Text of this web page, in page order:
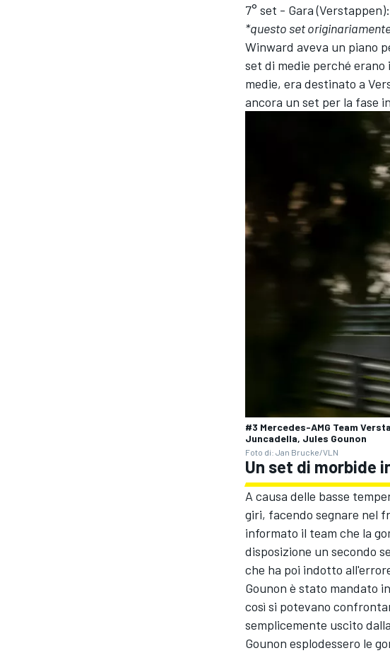
7° set - Gara
*questo set
Winward aveva un piano
set di medie perché
medie, era destinato a
ancora un set per la fase
#3 Mercedes-AMG Team
Juncadella, Jules Gounon
Foto di: Jan Brucke/VLN
Un set di morbide
A causa delle basse
giri, facendo segnare nel
informato il team che la
disposizione un secondo
che ha poi indotto
Gounon è stato mandato
così si potevano
semplicemente uscito
Gounon esplodessero le